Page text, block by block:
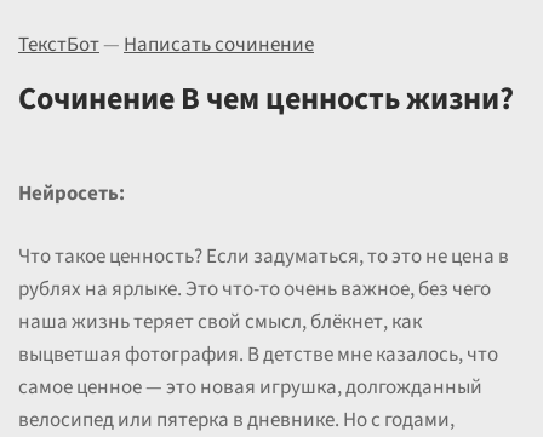
Выбрать режим
Цены
ТекстБот—Написать сочинение
Сочинение В чем ценность жизни?
Нейросеть:
Что такое ценность? Если задуматься, то это не цена в
рублях на ярлыке. Это что-то очень важное, без чего
наша жизнь теряет свой смысл, блёкнет, как
выцветшая фотография. В детстве мне казалось, что
самое ценное — это новая игрушка, долгожданный
велосипед или пятерка в дневнике. Но с годами,